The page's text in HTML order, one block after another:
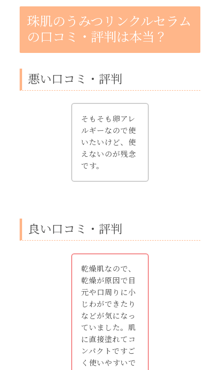
珠肌のうみつリンクルセラム
の口コミ・評判は本当？
悪い口コミ・評判
そもそも卵アレ
ルギーなので使
いたいけど、使
えないのが残念
です。
良い口コミ・評判
乾燥肌なので、
乾燥が原因で目
元や口周りに小
じわができたり
などが気になっ
ていました。肌
に直接塗れてコ
ンパクトですご
く使いやすいで